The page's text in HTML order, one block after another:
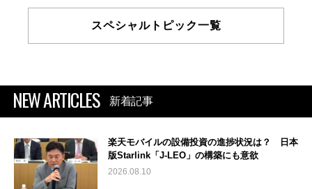
スペシャルトピック一覧
NEW ARTICLES 新着記事
楽天モバイルの設備投資の進捗状況は？ 日本
版Starlink「J-LEO」の構築にも意欲
2026.08.10